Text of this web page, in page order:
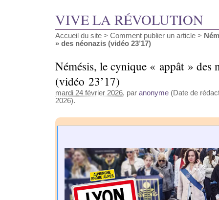
VIVE LA RÉVOLUTION
Accueil du site > Comment publier un article >
» des néonazis (vidéo 23’17)
Némésis, le cynique « appât » des
(vidéo 23’17)
mardi 24 février 2026, par anonyme (Date de
2026).